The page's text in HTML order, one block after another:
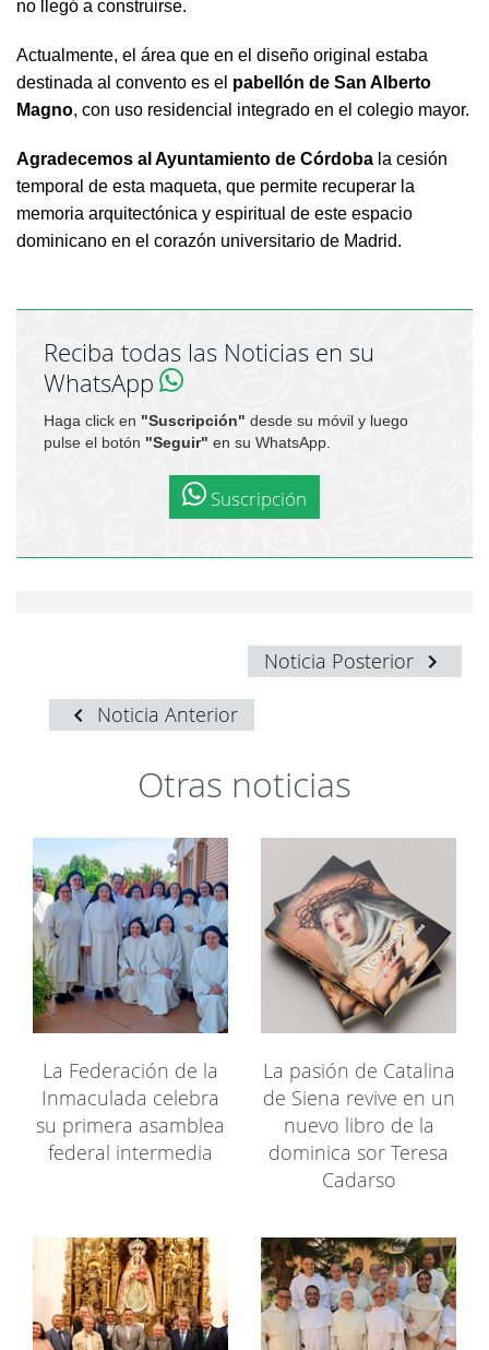
no llegó a construirse.
Actualmente, el área que en el diseño original estaba
destinada al convento es el pabellón de San Alberto
Magno, con uso residencial integrado en el colegio mayor.
Agradecemos al Ayuntamiento de Córdoba la cesión
temporal de esta maqueta, que permite recuperar la
memoria arquitectónica y espiritual de este espacio
dominicano en el corazón universitario de Madrid.
Reciba todas las Noticias en su
WhatsApp
Haga click en "Suscripción" desde su móvil y luego
pulse el botón "Seguir" en su WhatsApp.
Suscripción
Noticia Posterior
Noticia Anterior
Otras noticias
La Federación de la
Inmaculada celebra
su primera asamblea
federal intermedia
La pasión de Catalina
de Siena revive en un
nuevo libro de la
dominica sor Teresa
Cadarso